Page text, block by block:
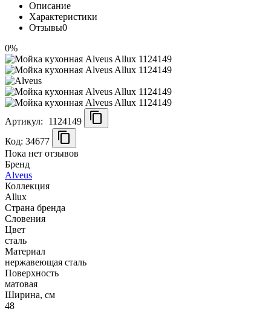
Описание
Характеристики
Отзывы0
0%
Артикул:
1124149
Код: 34677
Пока нет отзывов
Бренд
Alveus
Коллекция
Allux
Страна бренда
Словения
Цвет
сталь
Материал
нержавеющая сталь
Поверхность
матовая
Ширина, см
48